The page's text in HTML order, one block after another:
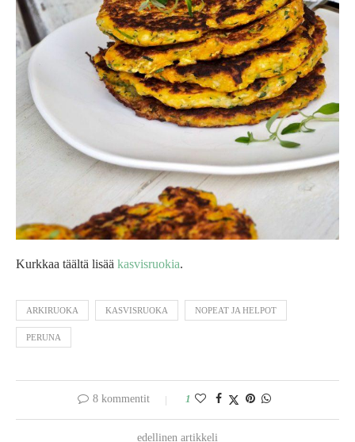
Kurkkaa täältä lisää kasvisruokia.
ARKIRUOKA KASVISRUOKA NOPEAT JA HELPOT
PERUNA
8 kommentit 1
edellinen artikkeli